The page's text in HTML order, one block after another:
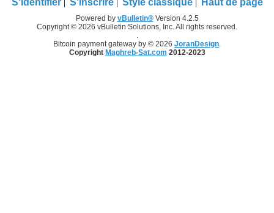
Powered by vBulletin®Version 4.2.5
Copyright © 2026 vBulletin Solutions, Inc. All rights reserved.
Bitcoin payment gateway by © 2026 JoranDesign
Copyright Maghreb-Sat.com 2012-2023